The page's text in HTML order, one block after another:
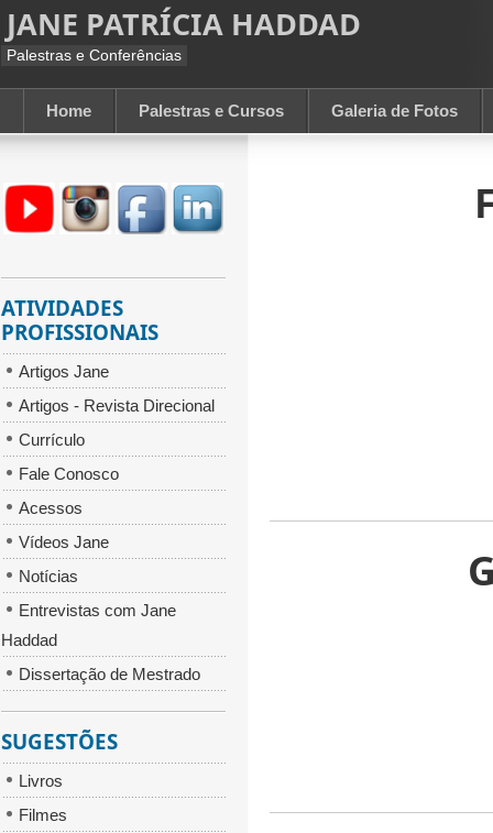
JANE PATRÍCIA HADDAD
Palestras e Conferências
Home Palestras e Cursos Galeria de Fotos
ATIVIDADES
PROFISSIONAIS
Artigos Jane
Artigos - Revista Direcional
Currículo
Fale Conosco
Acessos
Vídeos Jane
Notícias
Entrevistas com Jane
Haddad
Dissertação de Mestrado
SUGESTÕES
Livros
Filmes